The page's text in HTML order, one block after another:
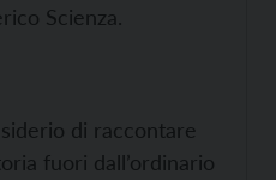
Scienza.
di raccontare
fuori dall’ordinario